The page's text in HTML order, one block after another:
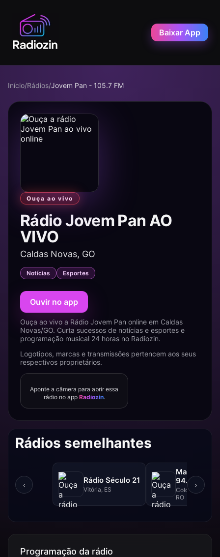
Baixar App
Início/Rádios/Jovem Pan - 105.7 FM
Ouça ao vivo
Rádio Jovem Pan AO
VIVO
Caldas Novas, GO
Notícias Esportes
Ouvir no app
Ouça ao vivo a Rádio Jovem Pan online em Caldas
Novas/GO. Curta sucessos de notícias e esportes e
programação musical 24 horas no Radiozin.
Logotipos, marcas e transmissões pertencem aos seus
respectivos proprietários.
Aponte a câmera para abrir essa
rádio no app Radiozin.
Rádios semelhantes
‹
Rádio Século 21
Vitória, ES
Massa FM -
94.1 FM
Colorado do
RO
›
Programação da rádio